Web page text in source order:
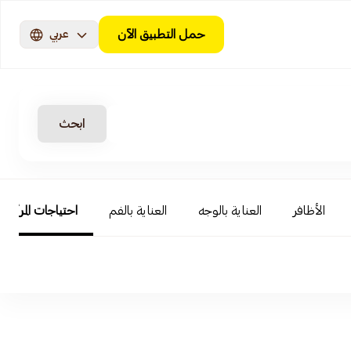
حمل التطبيق الآن عربي
ابحث
الأظافر العناية بالوجه العناية بالفم احتياجات المرأة